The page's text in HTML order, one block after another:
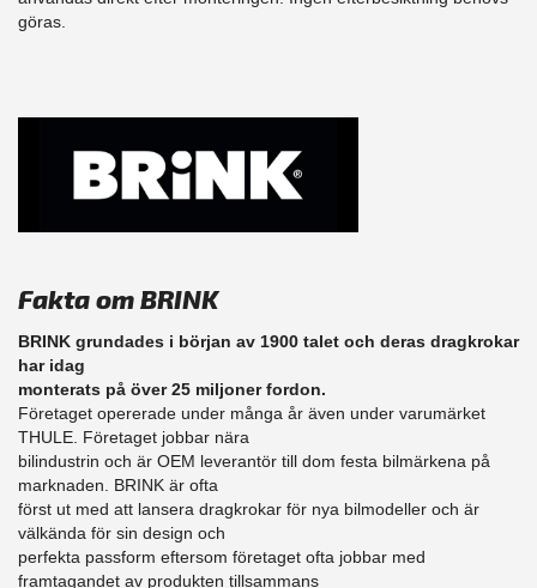
göras.
Fakta om BRINK
BRINK grundades i början av 1900 talet och deras dragkrokar
har idag
monterats på över 25 miljoner fordon.
Företaget opererade under många år även under varumärket
THULE. Företaget jobbar nära
bilindustrin och är OEM leverantör till dom festa bilmärkena på
marknaden. BRINK är ofta
först ut med att lansera dragkrokar för nya bilmodeller och är
välkända för sin design och
perfekta passform eftersom företaget ofta jobbar med
framtagandet av produkten tillsammans